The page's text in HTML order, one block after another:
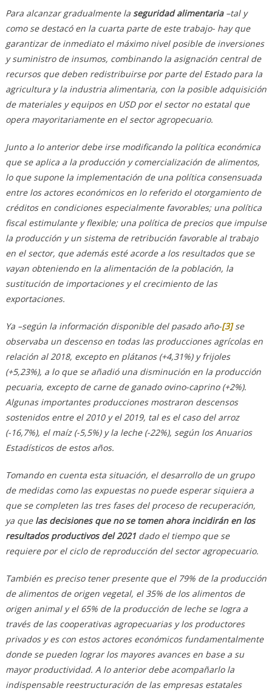
Para alcanzar gradualmente la seguridad alimentaria –tal y
como se destacó en la cuarta parte de este trabajo- hay que
garantizar de inmediato el máximo nivel posible de inversiones
y suministro de insumos, combinando la asignación central de
recursos que deben redistribuirse por parte del Estado para la
agricultura y la industria alimentaria, con la posible adquisición
de materiales y equipos en USD por el sector no estatal que
opera mayoritariamente en el sector agropecuario.
Junto a lo anterior debe irse modificando la política económica
que se aplica a la producción y comercialización de alimentos,
lo que supone la implementación de una política consensuada
entre los actores económicos en lo referido el otorgamiento de
créditos en condiciones especialmente favorables; una política
fiscal estimulante y flexible; una política de precios que impulse
la producción y un sistema de retribución favorable al trabajo
en el sector, que además esté acorde a los resultados que se
vayan obteniendo en la alimentación de la población, la
sustitución de importaciones y el crecimiento de las
exportaciones.
Ya –según la información disponible del pasado año-[3]se
observaba un descenso en todas las producciones agrícolas en
relación al 2018, excepto en plátanos (+4,31%) y frijoles
(+5,23%), a lo que se añadió una disminución en la producción
pecuaria, excepto de carne de ganado ovino-caprino (+2%).
Algunas importantes producciones mostraron descensos
sostenidos entre el 2010 y el 2019, tal es el caso del arroz
(-16,7%), el maíz (-5,5%) y la leche (-22%), según los Anuarios
Estadísticos de estos años.
Tomando en cuenta esta situación, el desarrollo de un grupo
de medidas como las expuestas no puede esperar siquiera a
que se completen las tres fases del proceso de recuperación,
ya que las decisiones que no se tomen ahora incidirán en los
resultados productivos del 2021dado el tiempo que se
requiere por el ciclo de reproducción del sector agropecuario.
También es preciso tener presente que el 79% de la producción
de alimentos de origen vegetal, el 35% de los alimentos de
origen animal y el 65% de la producción de leche se logra a
través de las cooperativas agropecuarias y los productores
privados y es con estos actores económicos fundamentalmente
donde se pueden lograr los mayores avances en base a su
mayor productividad. A lo anterior debe acompañarlo la
indispensable reestructuración de las empresas estatales